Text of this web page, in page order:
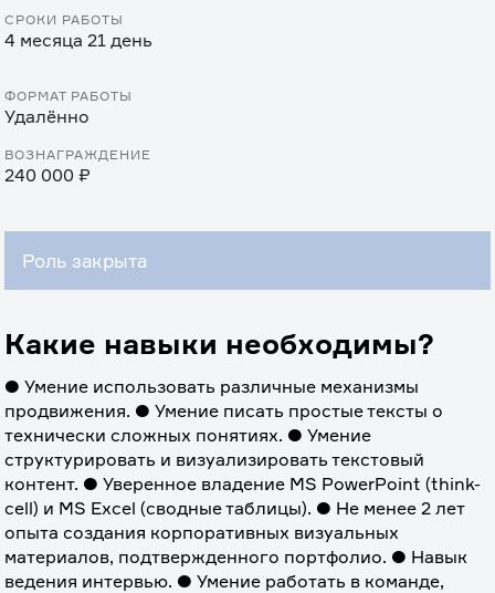
СРОКИ РАБОТЫ
4 месяца 21 день
ФОРМАТ РАБОТЫ
Удалённо
ВОЗНАГРАЖДЕНИЕ
240 000 ₽
Роль закрыта
Какие навыки необходимы?
● Умение использовать различные механизмы
продвижения. ● Умение писать простые тексты о
технически сложных понятиях. ● Умение
структурировать и визуализировать текстовый
контент. ● Уверенное владение MS PowerPoint (think-
cell) и MS Excel (сводные таблицы). ● Не менее 2 лет
опыта создания корпоративных визуальных
материалов, подтвержденного портфолио. ● Навык
ведения интервью. ● Умение работать в команде,